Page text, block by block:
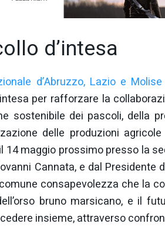
d’intesa
d’Abruzzo, Lazio e Molise
per rafforzare la
sostenibile dei pascoli, della
delle produzioni
14 maggio prossimo presso la
Cannata, e dal Presidente
consapevolezza che la
bruno marsicano, e il
insieme, attraverso